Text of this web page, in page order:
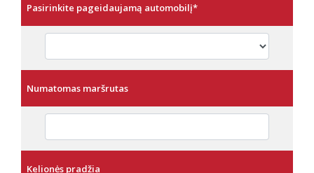
Pasirinkite pageidaujamą automobilį*
Numatomas maršrutas
Kelionės pradžia